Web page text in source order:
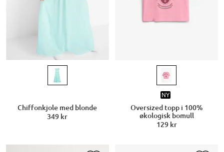
Chiffonkjole med blonde
349 kr
NY
Oversized topp i 100%
økologisk bomull
129 kr